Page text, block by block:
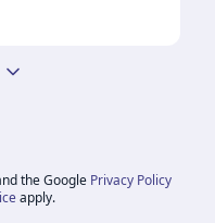
the Google Privacy Policy
apply.